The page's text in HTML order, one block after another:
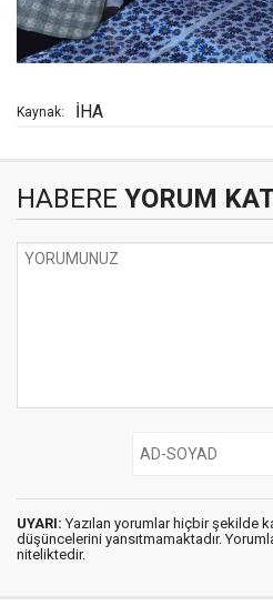
Kaynak: İHA
HABERE YORUM
UYARI: Yazılan yorumlar hiçbir şekilde
düşüncelerini yansıtmamaktadır.
niteliktedir.